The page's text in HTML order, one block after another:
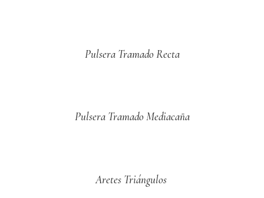
Pulsera Tramado Recta
Pulsera Tramado Mediacaña
Aretes Triángulos